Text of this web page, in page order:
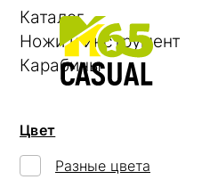
Каталог
Ножи и инструмент
Карабины
Цвет
Разные цвета